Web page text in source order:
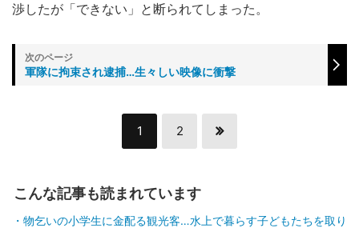
渉したが「できない」と断られてしまった。
軍隊に拘束され逮捕…生々しい映像に衝撃
1 2
こんな記事も読まれています
物乞いの小学生に金配る観光客…水上で暮らす子どもたちを取り